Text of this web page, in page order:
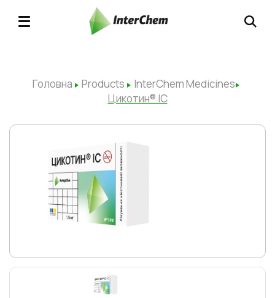
Головна Products
InterChem Medicines
Цикотин® ІС